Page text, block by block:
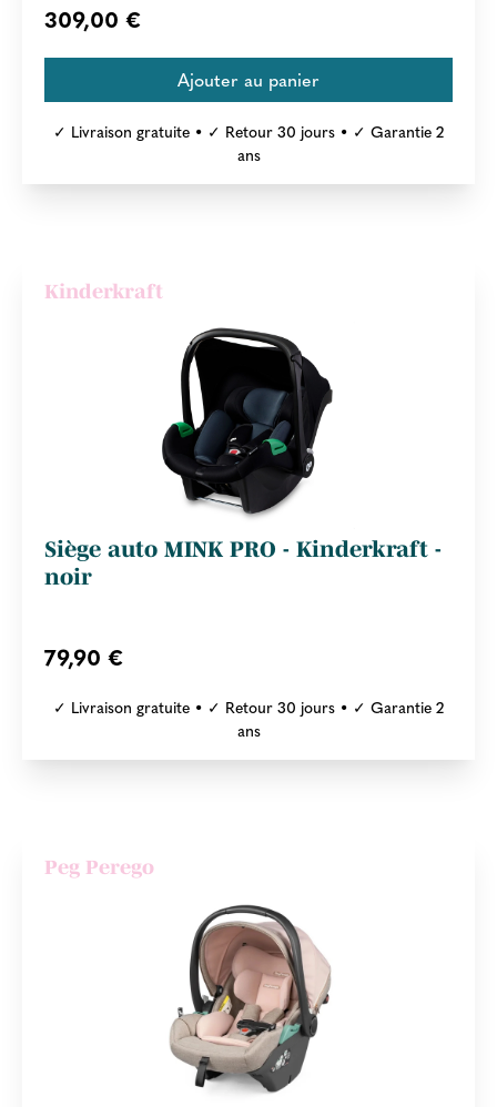
309,00 €
✓ Livraison gratuite • ✓ Retour 30 jours • ✓ Garantie 2
ans
Kinderkraft
Siège auto MINK PRO - Kinderkraft -
noir
79,90 €
✓ Livraison gratuite • ✓ Retour 30 jours • ✓ Garantie 2
ans
Peg Perego